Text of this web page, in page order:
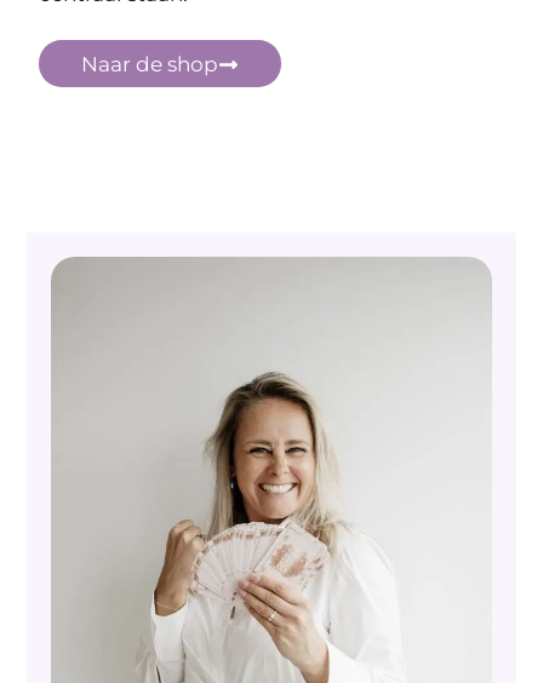
Naar de shop